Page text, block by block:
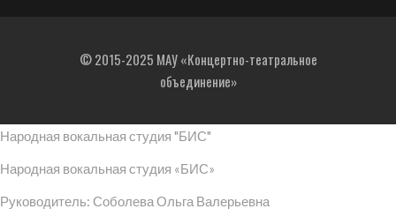
© 2015-2025 МАУ «Концертно-театральное
объединение»
Народная вокальная студия "БИС"
Народная вокальная студия «БИС»
Руководитель: Соболева Ольга Валерьевна